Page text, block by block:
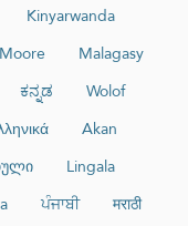
Kinyarwanda
Moore
Malagasy
ಕನ್ನಡ
Wolof
Akan
Lingala
ਪੰਜਾਬੀ
मराठी